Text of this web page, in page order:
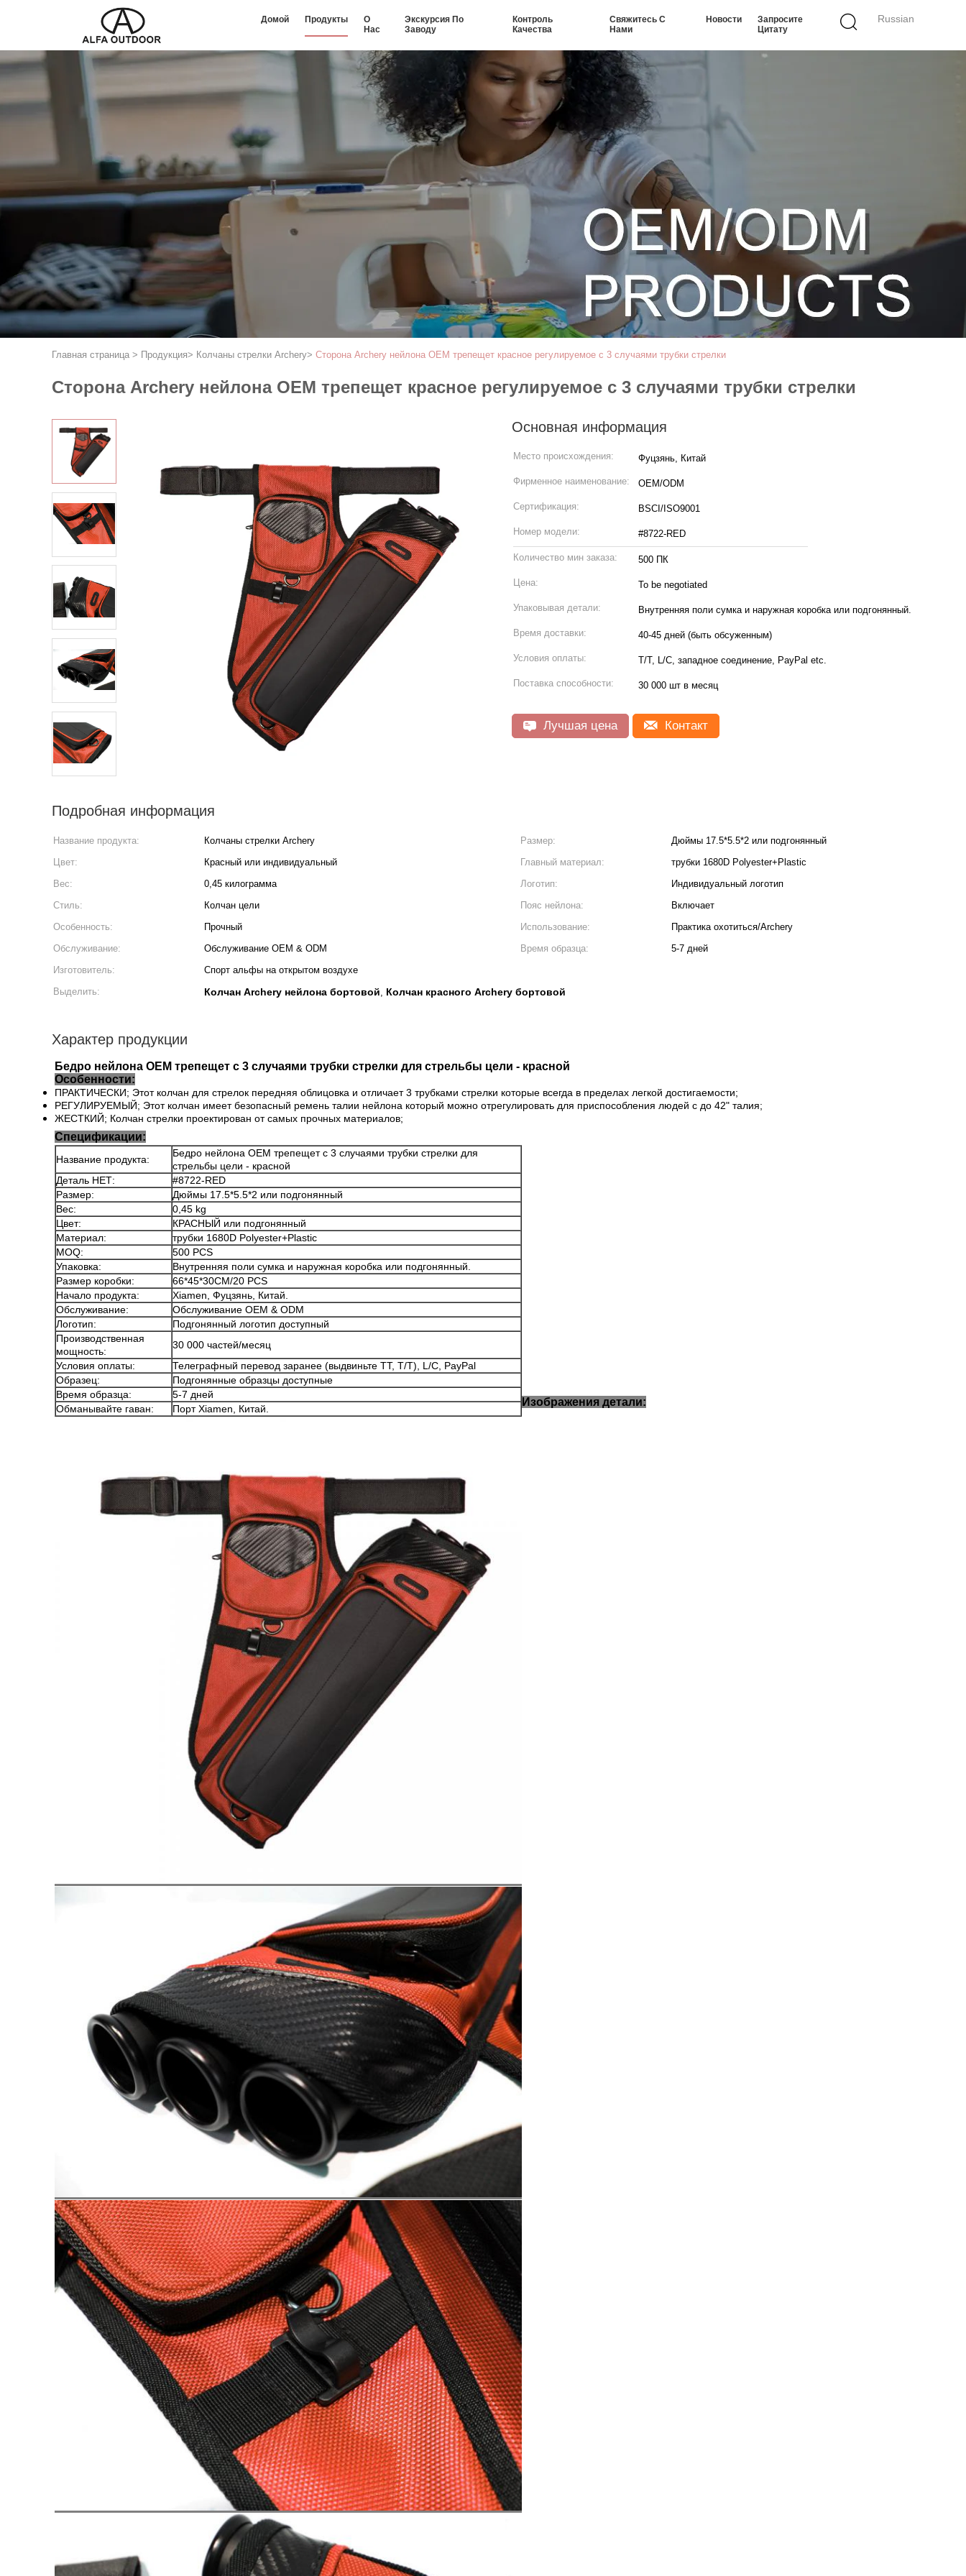
Russian
Домой Продукты
О
Нас
Экскурсия По
Заводу
Контроль
Качества
Свяжитесь С
Нами
Новости
Запросите
Цитату
Главная страница > Продукция> Колчаны стрелки Archery> Сторона Archery нейлона OEM трепещет красное регулируемое с 3 случаями трубки стрелки
Сторона Archery нейлона OEM трепещет красное регулируемое с 3 случаями трубки стрелки
Основная информация
Место происхождения: Фуцзянь, Китай
Фирменное наименование: OEM/ODM
Сертификация: BSCI/ISO9001
Номер модели: #8722-RED
Количество мин заказа: 500 ПК
Цена: To be negotiated
Упаковывая детали: Внутренняя поли сумка и наружная коробка или подгонянный.
Время доставки: 40-45 дней (быть обсуженным)
Условия оплаты: T/T, L/C, западное соединение, PayPal etc.
Поставка способности: 30 000 шт в месяц
Лучшая цена Контакт
Подробная информация
Название продукта: Колчаны стрелки Archery Размер:
Дюймы 17.5*5.5*2 или подгонянный
Цвет:
Красный или индивидуальный Главный материал:
трубки 1680D Polyester+Plastic
Вес:
0,45 килограмма Логотип:
Индивидуальный логотип
Стиль:
Колчан цели Пояс нейлона:
Включает
Особенность:
Прочный Использование:
Практика охотиться/Archery
Обслуживание:
Обслуживание OEM & ODM Время образца:
5-7 дней
Изготовитель:
Спорт альфы на открытом воздухе
Выделить:
Колчан Archery нейлона бортовой, Колчан красного Archery бортовой
Характер продукции
Бедро нейлона OEM трепещет с 3 случаями трубки стрелки для стрельбы цели - красной
Особенности:
ПРАКТИЧЕСКИ; Этот колчан для стрелок передняя облицовка и отличает 3 трубками стрелки которые всегда в пределах легкой достигаемости;
РЕГУЛИРУЕМЫЙ; Этот колчан имеет безопасный ремень талии нейлона который можно отрегулировать для приспособления людей с до 42" талия;
ЖЕСТКИЙ; Колчан стрелки проектирован от самых прочных материалов;
Спецификации:
Название продукта:
Бедро нейлона OEM трепещет с 3 случаями трубки стрелки для
стрельбы цели - красной
Деталь НЕТ:
#8722-RED
Размер:
Дюймы 17.5*5.5*2 или подгонянный
Вес:
0,45 kg
Цвет:
КРАСНЫЙ или подгонянный
Материал:
трубки 1680D Polyester+Plastic
MOQ:
500 PCS
Упаковка:
Внутренняя поли сумка и наружная коробка или подгонянный.
Размер коробки:
66*45*30CM/20 PCS
Начало продукта:
Xiamen, Фуцзянь, Китай.
Обслуживание:
Обслуживание OEM & ODM
Логотип:
Подгонянный логотип доступный
Производственная
мощность:
30 000 частей/месяц
Условия оплаты:
Телеграфный перевод заранее (выдвиньте TT, T/T), L/C, PayPal
Образец:
Подгонянные образцы доступные
Время образца:
5-7 дней
Обманывайте гаван:
Порт Xiamen, Китай.
Изображения детали: